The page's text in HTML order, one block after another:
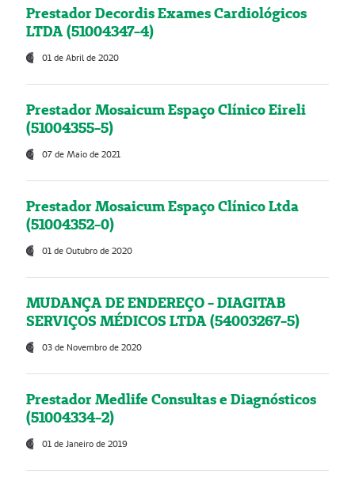
Prestador Decordis Exames Cardiológicos
LTDA (51004347-4)
01 de Abril de 2020
Prestador Mosaicum Espaço Clínico Eireli
(51004355-5)
07 de Maio de 2021
Prestador Mosaicum Espaço Clínico Ltda
(51004352-0)
01 de Outubro de 2020
MUDANÇA DE ENDEREÇO - DIAGITAB
SERVIÇOS MÉDICOS LTDA (54003267-5)
03 de Novembro de 2020
Prestador Medlife Consultas e Diagnósticos
(51004334-2)
01 de Janeiro de 2019